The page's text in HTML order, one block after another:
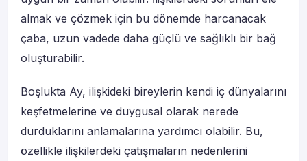
almak ve çözmek için bu dönemde harcanacak
çaba, uzun vadede daha güçlü ve sağlıklı bir bağ
oluşturabilir.
Boşlukta Ay, ilişkideki bireylerin kendi iç dünyalarını
keşfetmelerine ve duygusal olarak nerede
durduklarını anlamalarına yardımcı olabilir. Bu,
özellikle ilişkilerdeki çatışmaların nedenlerini